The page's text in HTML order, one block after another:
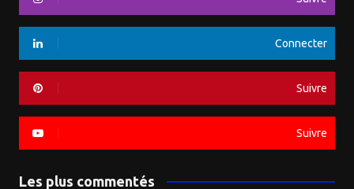
Connecter
Suivre
Suivre
Les plus commentés